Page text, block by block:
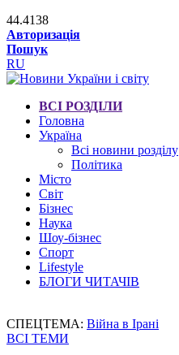
44.4138
Авторизація
Пошук
RU
ВСІ РОЗДІЛИ
Головна
Україна
Всі новини розділу
Політика
Місто
Світ
Бізнес
Наука
Шоу-бізнес
Спорт
Lifestyle
БЛОГИ ЧИТАЧІВ
СПЕЦТЕМА: Війна в Ірані
ВСІ ТЕМИ